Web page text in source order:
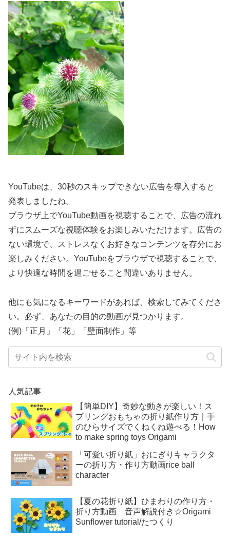
YouTubeは、30秒のスキップできない広告を導入すると
発表しましたね。
ブラウザ上でYouTube動画を視聴することで、広告の流れ
ずにスムーズな視聴体験をお楽しみいただけます。広告の
ない環境で、ストレスなくお好きなコンテンツを存分にお
楽しみください。YouTubeをブラウザで視聴することで、
より快適な時間を過ごせること間違いありません。
他にも気になるキーワードがあれば、検索してみてくださ
い。必ず、あなたの目的の動画が見つかります。
(例)「正月」「花」「壁面制作」等
人気記事
【簡単DIY】奇妙な動きが楽しい！ス
プリングおもちゃの折り紙作り方｜手
のひらサイズでくねくね遊べる！How
to make spring toys Origami
「可愛い折り紙」おにぎりキャラクタ
ーの折り方・作り方動画rice ball
character
【夏の花折り紙】ひまわりの作り方・
折り方動画 音声解説付き☆Origami
Sunflower tutorial/たつくり